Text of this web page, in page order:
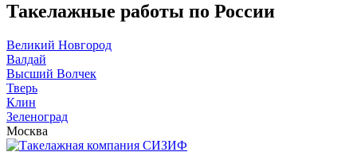
Такелажные работы по России
Великий Новгород
Валдай
Высший Волчек
Тверь
Клин
Зеленоград
Москва